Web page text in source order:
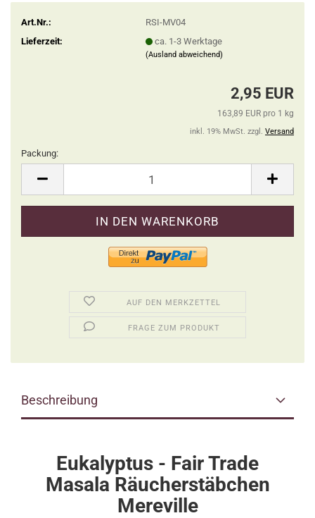
Art.Nr.:
RSI-MV04
Lieferzeit:
ca. 1-3 Werktage
(Ausland abweichend)
2,95 EUR
163,89 EUR pro 1 kg
inkl. 19% MwSt. zzgl. Versand
Packung:
AUF DEN MERKZETTEL
FRAGE ZUM PRODUKT
Beschreibung
Eukalyptus - Fair Trade
Masala Räucherstäbchen
Mereville